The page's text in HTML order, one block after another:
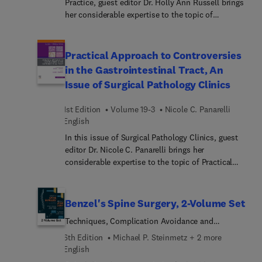
Entscheidungsbäume, prägnante Merksätze und
nützliche Praxistipps für Ihren Arbeitsalltag.
her considerable expertise to the topic of
disorder topics of importance to primary care
physicians, including stimulant use, drug screens,
harm reduction for the PCP; and many more.
Practical Approach to Controversies
in the Gastrointestinal Tract, An
Issue of Surgical Pathology Clinics
1st Edition Volume 19-3
Nicole C. Panarelli
English
In this issue of Surgical Pathology Clinics, guest
editor Dr. Nicole C. Panarelli brings her
considerable expertise to the topic of Practical
literature surrounding evolving practices in
gastrointestinal pathology. Each article includes a
balanced discussion of evidence that does or does
not support current practice, and provides
perspectives on imminent developments where
Benzel's Spine Surgery, 2-Volume Set
Techniques, Complication Avoidance and
Management
6th Edition
Michael P. Steinmetz + 2 more
English